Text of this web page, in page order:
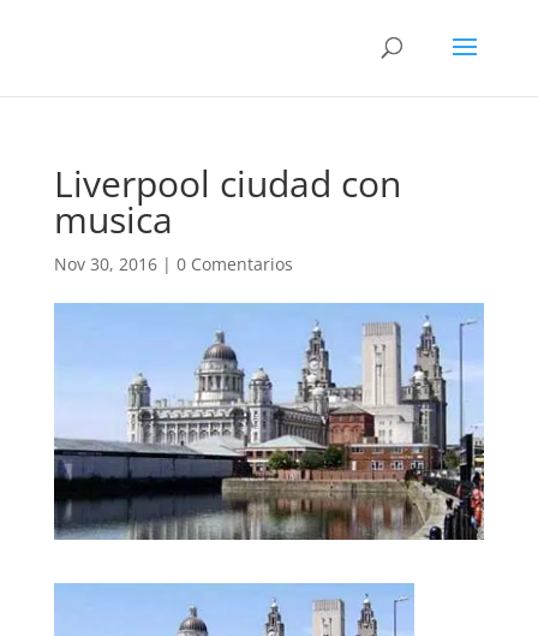
Liverpool ciudad con
musica
Nov 30, 2016| 0 Comentarios